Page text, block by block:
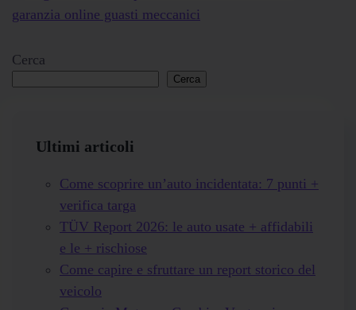
Cerca
Cerca
Ultimi articoli
Come scoprire un’auto incidentata: 7 punti +
verifica targa
TÜV Report 2026: le auto usate + affidabili
e le + rischiose
Come capire e sfruttare un report storico del
veicolo